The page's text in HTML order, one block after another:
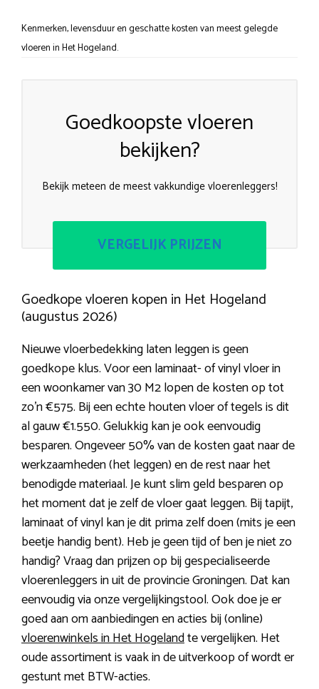
Kenmerken, levensduur en geschatte kosten van meest gelegde
vloeren in Het Hogeland.
Goedkoopste vloeren
bekijken?
Bekijk meteen de meest vakkundige vloerenleggers!
VERGELIJK PRIJZEN
Goedkope vloeren kopen in Het Hogeland
(augustus 2026)
Nieuwe vloerbedekking laten leggen is geen
goedkope klus. Voor een laminaat- of vinyl vloer in
een woonkamer van 30 M2 lopen de kosten op tot
zo’n €575. Bij een echte houten vloer of tegels is dit
al gauw €1.550. Gelukkig kan je ook eenvoudig
besparen. Ongeveer 50% van de kosten gaat naar de
werkzaamheden (het leggen) en de rest naar het
benodigde materiaal. Je kunt slim geld besparen op
het moment dat je zelf de vloer gaat leggen. Bij tapijt,
laminaat of vinyl kan je dit prima zelf doen (mits je een
beetje handig bent). Heb je geen tijd of ben je niet zo
handig? Vraag dan prijzen op bij gespecialiseerde
vloerenleggers in uit de provincie Groningen. Dat kan
eenvoudig via onze vergelijkingstool. Ook doe je er
goed aan om aanbiedingen en acties bij (online)
vloerenwinkels in Het Hogelandte vergelijken. Het
oude assortiment is vaak in de uitverkoop of wordt er
gestunt met BTW-acties.